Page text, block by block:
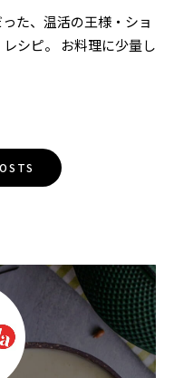
た、温活の王様・ショ
シピ。 お料理に少量し